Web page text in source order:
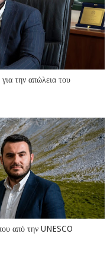
την απώλεια του
από την UNESCO